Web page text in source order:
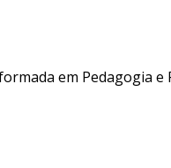
em Pedagogia